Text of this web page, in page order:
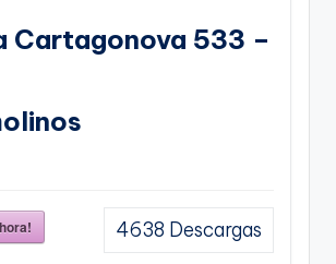
Cartagonova 533 –
4638 Descargas